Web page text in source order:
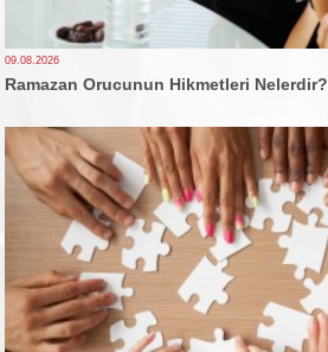
09.08.2026
Ramazan Orucunun Hikmetleri Nelerdir?